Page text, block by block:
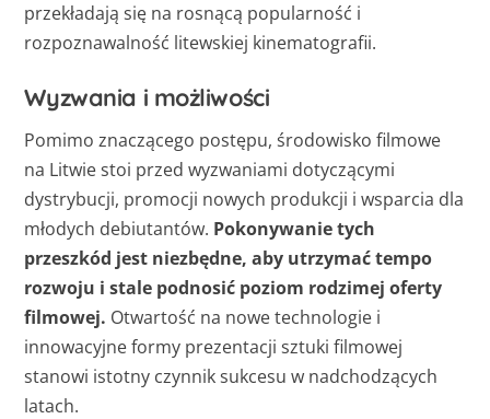
przekładają się na rosnącą popularność i
rozpoznawalność litewskiej kinematografii.
Wyzwania i możliwości
Pomimo znaczącego postępu, środowisko filmowe
na Litwie stoi przed wyzwaniami dotyczącymi
dystrybucji, promocji nowych produkcji i wsparcia dla
młodych debiutantów. Pokonywanie tych
przeszkód jest niezbędne, aby utrzymać tempo
rozwoju i stale podnosić poziom rodzimej oferty
filmowej. Otwartość na nowe technologie i
innowacyjne formy prezentacji sztuki filmowej
stanowi istotny czynnik sukcesu w nadchodzących
latach.